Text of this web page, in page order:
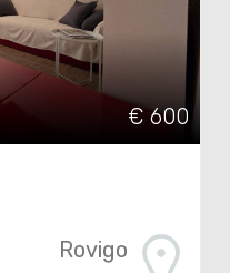
€ 600
Rovigo